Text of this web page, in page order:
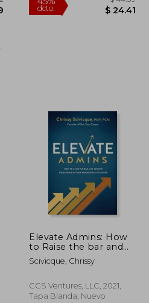
$ 70.52 45%
dcto.
Elevate Admins: How
to Raise the bar and
Achieve Excellence in
Your Administrative
Scivicque, Chrissy
CCS Ventures, LLC, 2021,
Tapa Blanda, Nuevo